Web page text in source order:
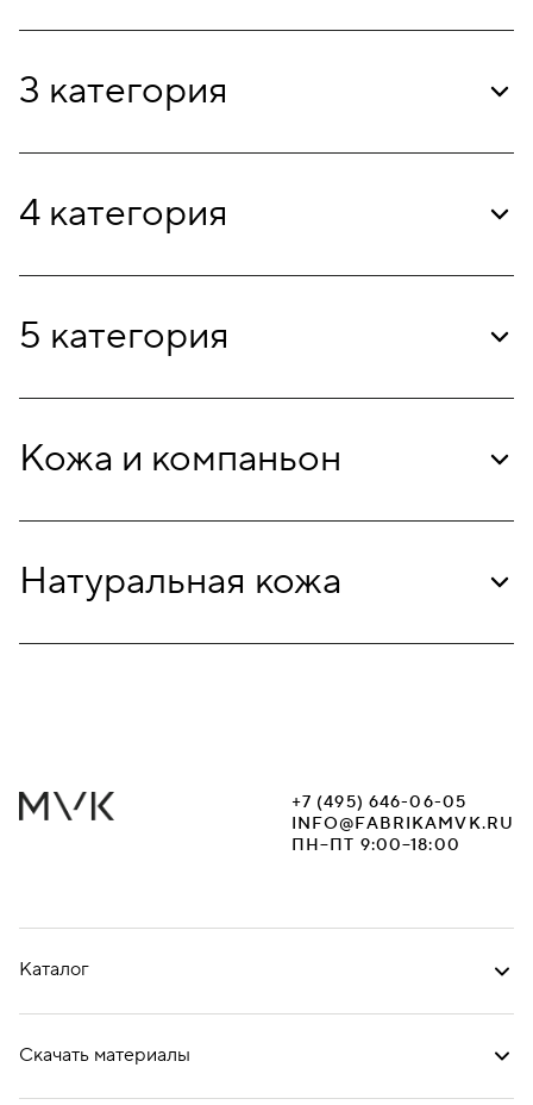
3 категория
4 категория
5 категория
Кожа и компаньон
Натуральная кожа
+7 (495) 646-06-05
INFO@FABRIKAMVK.RU
ПН–ПТ 9:00–18:00
Каталог
Скачать материалы